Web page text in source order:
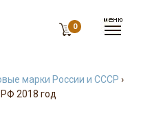
0
марки России и СССР ›
РФ 2018 год